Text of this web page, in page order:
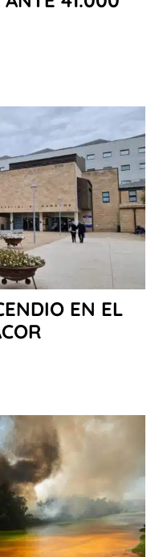
EN EL